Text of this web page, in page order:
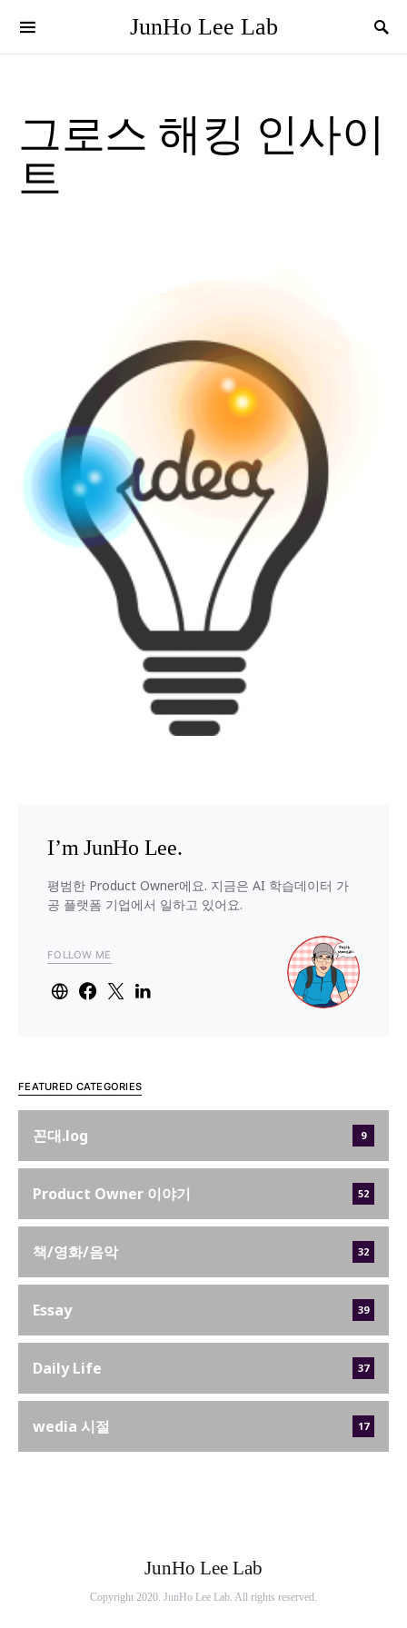
JunHo Lee Lab
그로스 해킹 인사이
트
I’m JunHo Lee.
평범한 Product Owner에요. 지금은 AI 학습데이터 가
공 플랫폼 기업에서 일하고 있어요.
FOLLOW ME
FEATURED CATEGORIES
꼰대.log 9
Product Owner 이야기 52
책/영화/음악 32
Essay 39
Daily Life 37
wedia 시절 17
JunHo Lee Lab
Copyright 2020. JunHo Lee Lab. All rights reserved.